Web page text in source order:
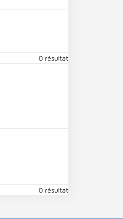
0 résultat
0 résultat